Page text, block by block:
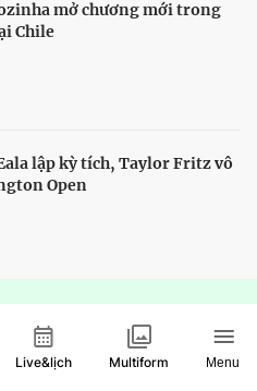
mở chương mới trong
Chile
lập kỳ tích, Taylor Fritz vô
Open
Live&lịch Multiform Menu